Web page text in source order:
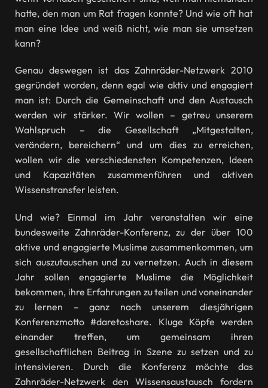
hatte, den man um Rat fragen konnte? Und wie oft hat
man eine Idee und weiß nicht, wie man sie umsetzen
kann?
Genau deswegen ist das Zahnräder-Netzwerk 2010
gegründet worden, denn egal wie aktiv und engagiert
man ist: Durch die Gemeinschaft und den Austausch
werden wir stärker. Wir wollen – getreu unserem
Wahlspruch – die Gesellschaft „Mitgestalten,
verändern, bereichern“ und um dies zu erreichen,
wollen wir die verschiedensten Kompetenzen, Ideen
und Kapazitäten zusammenführen und aktiven
Wissenstransfer leisten.
Und wie? Einmal im Jahr veranstalten wir eine
bundesweite Zahnräder-Konferenz, zu der über 100
aktive und engagierte Muslime zusammenkommen, um
sich auszutauschen und zu vernetzen. Auch in diesem
Jahr sollen engagierte Muslime die Möglichkeit
bekommen, ihre Erfahrungen zu teilen und voneinander
zu lernen – ganz nach unserem diesjährigen
Konferenzmotto #daretoshare. Kluge Köpfe werden
einander treffen, um gemeinsam ihren
gesellschaftlichen Beitrag in Szene zu setzen und zu
intensivieren. Durch die Konferenz möchte das
Zahnräder-Netzwerk den Wissensaustausch fordern